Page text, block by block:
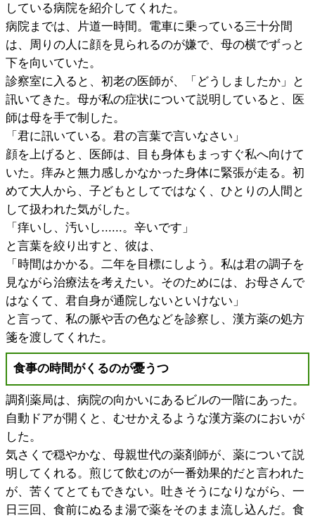
している病院を紹介してくれた。
病院までは、片道一時間。電車に乗っている三十分間
は、周りの人に顔を見られるのが嫌で、母の横でずっと
下を向いていた。
診察室に入ると、初老の医師が、「どうしましたか」と
訊いてきた。母が私の症状について説明していると、医
師は母を手で制した。
「君に訊いている。君の言葉で言いなさい」
顔を上げると、医師は、目も身体もまっすぐ私へ向けて
いた。痒みと無力感しかなかった身体に緊張が走る。初
めて大人から、子どもとしてではなく、ひとりの人間と
して扱われた気がした。
「痒いし、汚いし......。辛いです」
と言葉を絞り出すと、彼は、
「時間はかかる。二年を目標にしよう。私は君の調子を
見ながら治療法を考えたい。そのためには、お母さんで
はなくて、君自身が通院しないといけない」
と言って、私の脈や舌の色などを診察し、漢方薬の処方
箋を渡してくれた。
食事の時間がくるのが憂うつ
調剤薬局は、病院の向かいにあるビルの一階にあった。
自動ドアが開くと、むせかえるような漢方薬のにおいが
した。
気さくで穏やかな、母親世代の薬剤師が、薬について説
明してくれる。煎じて飲むのが一番効果的だと言われた
が、苦くてとてもできない。吐きそうになりながら、一
日三回、食前にぬるま湯で薬をそのまま流し込んだ。食